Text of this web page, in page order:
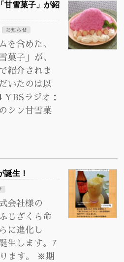
甘雪菓子」が紹
お知らせ
を含めた、
菓子」が、
紹介されま
いたのは以
YBSラジオ：
シン甘雪菓
生！
会社様の
じざくら命
に進化し
生します。7
ます。 ※期